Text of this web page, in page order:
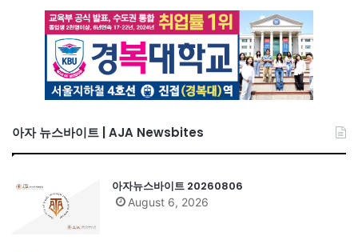
아자 뉴스바이트 | AJA Newsbites
아자뉴스바이트 20260806
August 6, 2026